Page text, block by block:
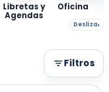
Libretas y
Agendas
Oficina
Desliza
Filtros